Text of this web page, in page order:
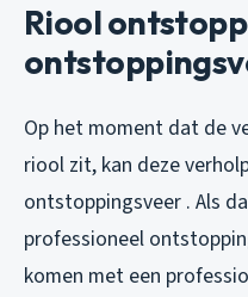
Riool
Op het moment dat de
riool zit, kan deze
ontstoppingsveer . Als
professioneel
komen met een